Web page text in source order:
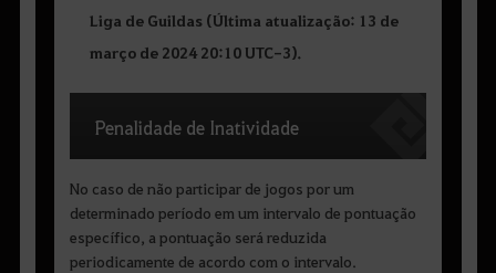
Liga de Guildas (Última atualização: 13 de
março de 2024 20:10 UTC-3).
Penalidade de Inatividade
No caso de não participar de jogos por um
determinado período em um intervalo de pontuação
específico, a pontuação será reduzida
periodicamente de acordo com o intervalo.